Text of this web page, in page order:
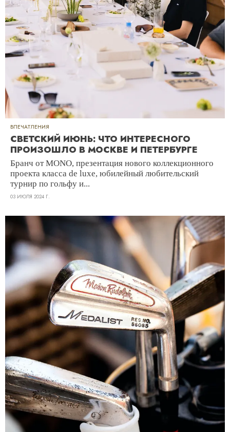
ВПЕЧАТЛЕНИЯ
СВЕТСКИЙ ИЮНЬ: ЧТО ИНТЕРЕСНОГО
ПРОИЗОШЛО В МОСКВЕ И ПЕТЕРБУРГЕ
Бранч от MONO, презентация нового коллекционного
проекта класса de luxe, юбилейный любительский
турнир по гольфу и...
03 ИЮЛЯ 2024 Г.